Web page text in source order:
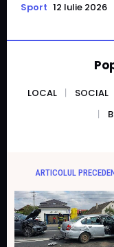
Sport 12 Iulie 2026
LOCAL SOCIAL
ARTICOLUL